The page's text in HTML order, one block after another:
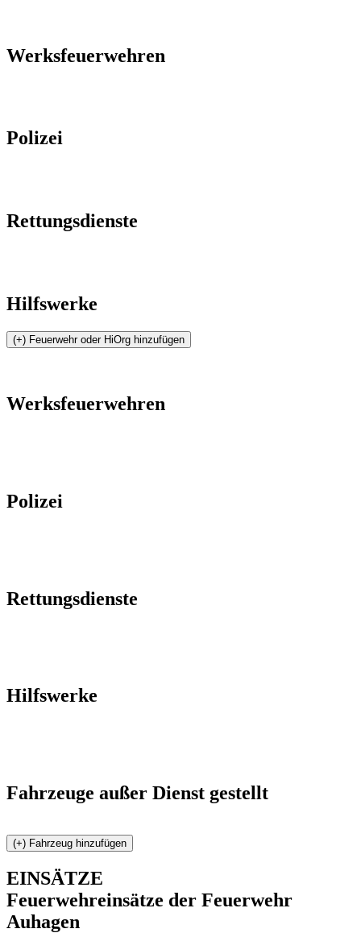
Werksfeuerwehren
Polizei
Rettungsdienste
Hilfswerke
Werksfeuerwehren
Polizei
Rettungsdienste
Hilfswerke
Fahrzeuge außer Dienst gestellt
EINSÄTZE
Feuerwehreinsätze der Feuerwehr
Auhagen